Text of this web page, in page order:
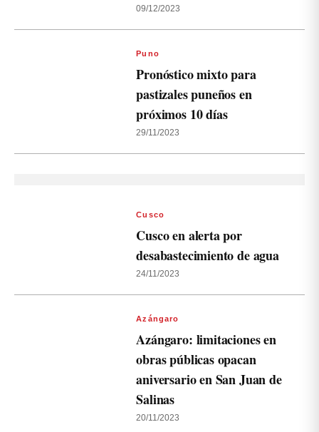
09/12/2023
Puno
Pronóstico mixto para
pastizales puneños en
próximos 10 días
29/11/2023
Cusco
Cusco en alerta por
desabastecimiento de agua
24/11/2023
Azángaro
Azángaro: limitaciones en
obras públicas opacan
aniversario en San Juan de
Salinas
20/11/2023